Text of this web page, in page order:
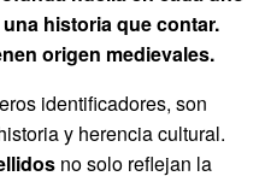
historia que contar.
origen medievales.
identificadores, son
y herencia cultural.
no solo reflejan la